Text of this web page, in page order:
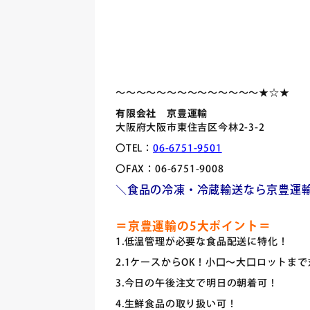
～～～～～～～～～～～～～～★☆★
有限会社 京豊運輸
大阪府大阪市東住吉区今林2-3-2
〇TEL：06-6751-9501
〇FAX：06-6751-9008
＼食品の冷凍・冷蔵輸送なら京豊運
＝京豊運輸の5大ポイント＝
1.低温管理が必要な食品配送に特化！
2.1ケースからOK！小口～大口ロットまで
3.今日の午後注文で明日の朝着可！
4.生鮮食品の取り扱い可！